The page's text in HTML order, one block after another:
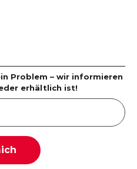
Problem – wir informieren
erhältlich ist!